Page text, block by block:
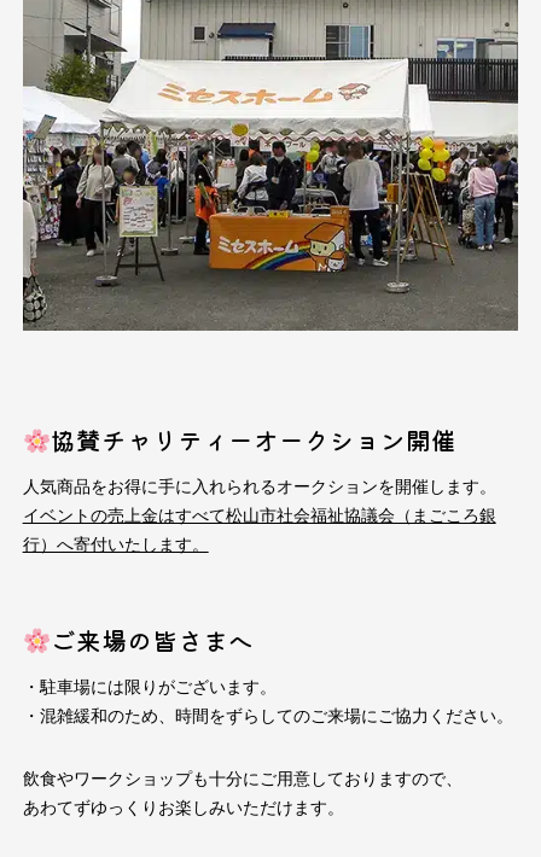
協賛チャリティーオークション開催
人気商品をお得に手に入れられるオークションを開催します。
イベントの売上金はすべて松山市社会福祉協議会（まごころ銀
行）へ寄付いたします。
ご来場の皆さまへ
・駐車場には限りがございます。
・混雑緩和のため、時間をずらしてのご来場にご協力ください。
飲食やワークショップも十分にご用意しておりますので、
あわてずゆっくりお楽しみいただけます。